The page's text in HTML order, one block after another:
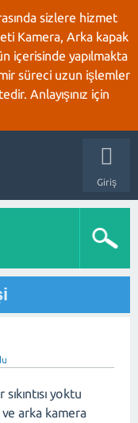
sizlere hizmet
Kamera, Arka kapak
içerisinde yapılmakta
süreci uzun işlemler
Anlayışınız için
Giriş
yoktu
ve arka kamera